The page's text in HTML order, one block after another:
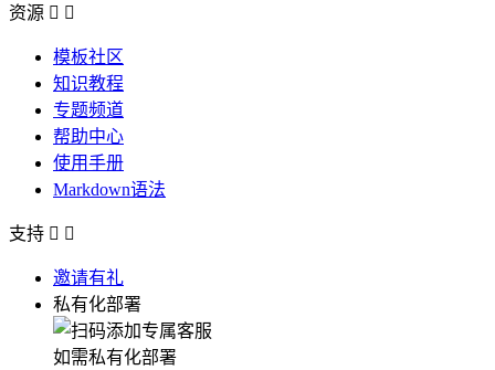
资源  
模板社区
知识教程
专题频道
帮助中心
使用手册
Markdown语法
支持  
邀请有礼
私有化部署
如需私有化部署